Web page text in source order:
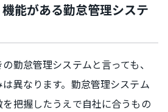
能がある勤怠管理システ
勤怠管理システムと言っても、
異なります。勤怠管理システム
把握したうえで自社に合うもの